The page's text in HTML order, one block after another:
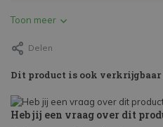
Toon meer
Delen
Dit product is ook
Heb jij een vraag over dit